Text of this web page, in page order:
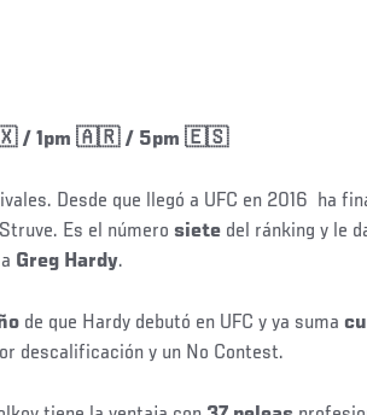
/ 1pm 🇦🇷 / 5pm 🇪🇸
Desde que llegó a UFC en 2016 ha
Es el número siete del ránking y le
Greg Hardy.
de que Hardy debutó en UFC y ya suma
descalificación y un No Contest.